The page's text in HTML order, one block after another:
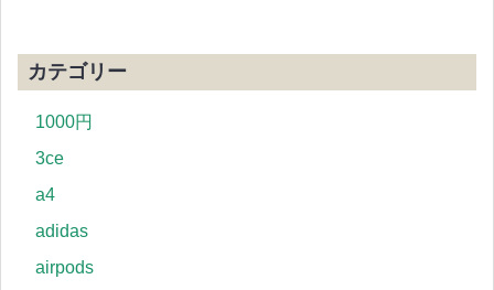
カテゴリー
1000円
3ce
a4
adidas
airpods